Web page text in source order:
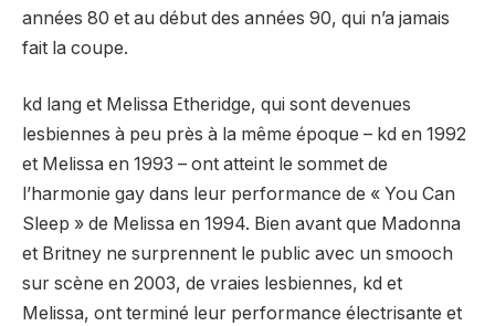
années 80 et au début des années 90, qui n’a jamais
fait la coupe.
kd lang et Melissa Etheridge, qui sont devenues
lesbiennes à peu près à la même époque – kd en 1992
et Melissa en 1993 – ont atteint le sommet de
l’harmonie gay dans leur performance de « You Can
Sleep » de Melissa en 1994. Bien avant que Madonna
et Britney ne surprennent le public avec un smooch
sur scène en 2003, de vraies lesbiennes, kd et
Melissa, ont terminé leur performance électrisante et